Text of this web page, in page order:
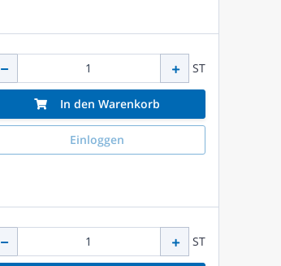
ST
In den Warenkorb
Einloggen
ST